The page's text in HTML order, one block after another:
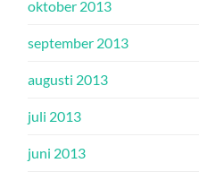
oktober 2013
september 2013
augusti 2013
juli 2013
juni 2013